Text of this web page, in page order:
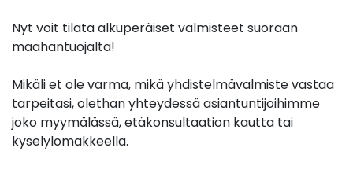
Nyt voit tilata alkuperäiset valmisteet suoraan
maahantuojalta!
Mikäli et ole varma, mikä yhdistelmävalmiste vastaa
tarpeitasi, olethan yhteydessä asiantuntijoihimme
joko myymälässä, etäkonsultaation kautta tai
kyselylomakkeella.